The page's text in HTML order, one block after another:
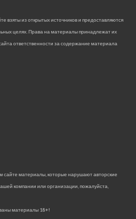
взяты из открытых источников и предоставляются
целях. Права на материалы принадлежат их
ответственности за содержание материала
материалы, которые нарушают авторские
компании или организации, пожалуйста,
материалы 18+!